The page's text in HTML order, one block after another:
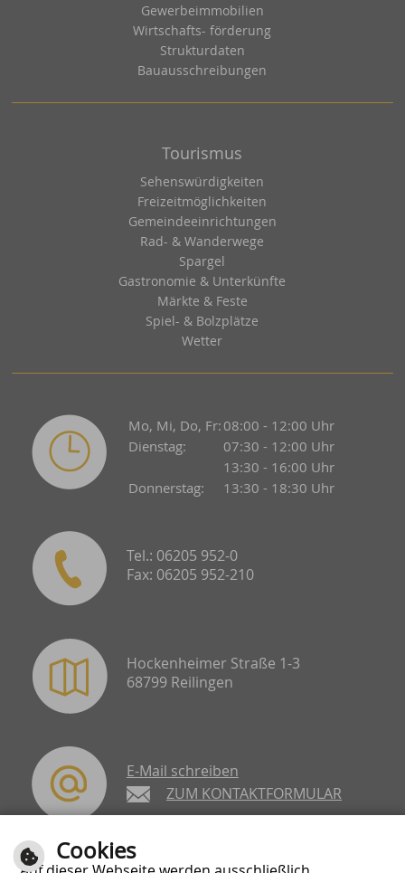
Gewerbeimmobilien
Wirtschafts- förderung
Strukturdaten
Bauausschreibungen
Tourismus
Sehenswürdigkeiten
Freizeitmöglichkeiten
Gemeindeeinrichtungen
Rad- & Wanderwege
Spargel
Gastronomie & Unterkünfte
Märkte & Feste
Spiel- & Bolzplätze
Wetter
Mo, Mi, Do, Fr: 08:00 - 12:00 Uhr
Dienstag:
07:30 - 12:00 Uhr
13:30 - 16:00 Uhr
Donnerstag:
13:30 - 18:30 Uhr
Tel.: 06205 952-0
Fax: 06205 952-210
Hockenheimer Straße 1-3
68799 Reilingen
E-Mail schreiben
ZUM KONTAKTFORMULAR
Cookies